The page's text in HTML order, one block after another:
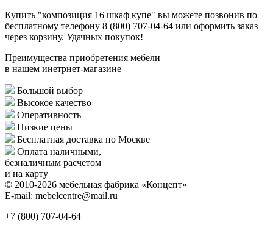
Купить "композиция 16 шкаф купе" вы можете позвонив по
бесплатному телефону 8 (800) 707-04-64 или оформить заказ
через корзину. Удачных покупок!
Преимущества приобретения мебели
в нашем инетрнет-магазине
Большой выбор
Высокое качество
Оперативность
Низкие цены
Бесплатная доставка по Москве
Оплата наличными,
безналичным расчетом
и на карту
© 2010-2026 мебельная фабрика «Концепт»
E-mail: mebelcentre@mail.ru
+7 (800) 707-04-64